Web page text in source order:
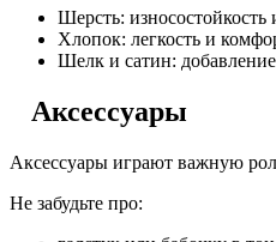
Шерсть:
Хлопок: легкость и
Шелк и сатин:
Аксессуары
Аксессуары играют важную
Не забудьте про: